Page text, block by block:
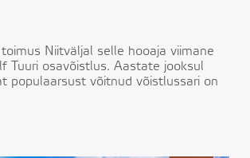
Niitväljal selle hooaja viimane
Tuuri osavõistlus. Aastate jooksul
populaarsust võitnud võistlussari on